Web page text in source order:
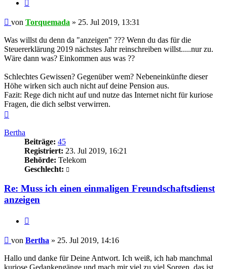
Beitrag
von Torquemada » 25. Jul 2019, 13:31
Was willst du denn da "anzeigen" ??? Wenn du das für die
Steuererklärung 2019 nächstes Jahr reinschreiben willst.....nur zu.
Wäre dann was? Einkommen aus was ??
Schlechtes Gewissen? Gegenüber wem? Nebeneinkünfte dieser
Höhe wirken sich auch nicht auf deine Pension aus.
Fazit: Rege dich nicht auf und nutze das Internet nicht für kuriose
Fragen, die dich selbst verwirren.
Bertha
Beiträge: 45
Registriert: 23. Jul 2019, 16:21
Behörde: Telekom
Geschlecht:
Re: Muss ich einen einmaligen Freundschaftsdienst
anzeigen
Beitrag
von Bertha » 25. Jul 2019, 14:16
Hallo und danke für Deine Antwort. Ich weiß, ich hab manchmal